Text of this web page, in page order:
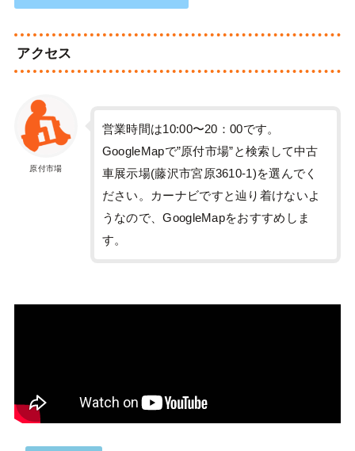
アクセス
原付市場
営業時間は10:00〜20：00です。
GoogleMapで”原付市場”と検索して中古
車展示場(藤沢市宮原3610-1)を選んでく
ださい。カーナビですと辿り着けないよ
うなので、GoogleMapをおすすめしま
す。